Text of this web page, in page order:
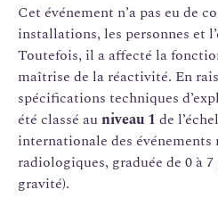
Cet événement n’a pas eu de
installations, les personnes et
Toutefois, il a affecté la
maîtrise de la réactivité. En
spécifications techniques
été classé auniveau 1 de
internationale des événements
radiologiques, graduée de 0 à
gravité).